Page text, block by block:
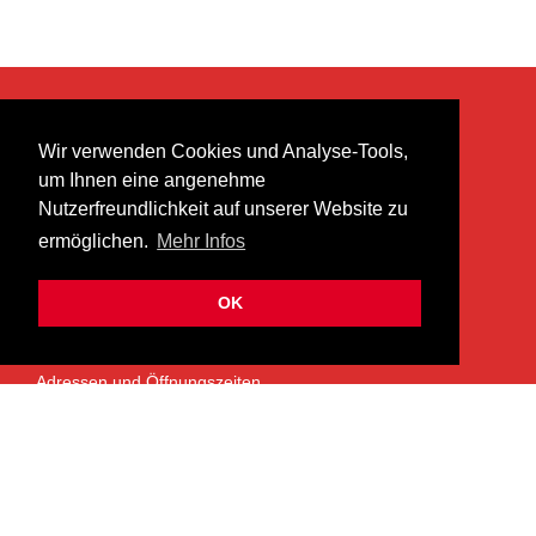
Wir verwenden Cookies und Analyse-Tools,
um Ihnen eine angenehme
Nutzerfreundlichkeit auf unserer Website zu
ermöglichen. Mehr Infos
OK
heer musik ag
Lättenstrasse 35
8952 Schlieren
info@heermusic.com
ÜBER UNS
Adressen und Öffnungszeiten